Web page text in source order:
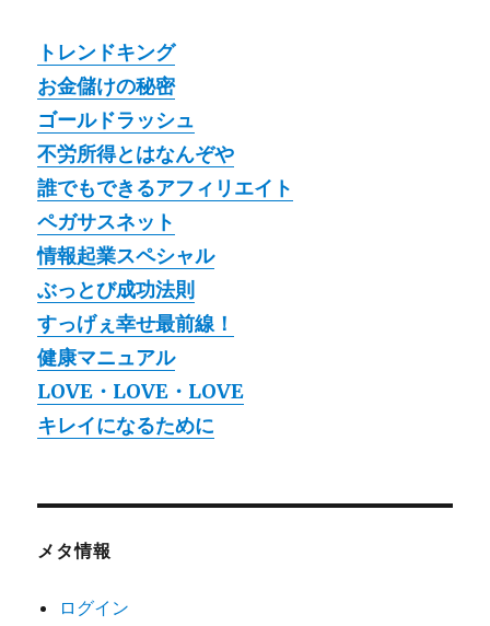
トレンドキング
お金儲けの秘密
ゴールドラッシュ
不労所得とはなんぞや
誰でもできるアフィリエイト
ペガサスネット
情報起業スペシャル
ぶっとび成功法則
すっげぇ幸せ最前線！
健康マニュアル
LOVE・LOVE・LOVE
キレイになるために
メタ情報
ログイン